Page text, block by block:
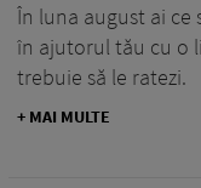
În luna august ai ce
în ajutorul tău cu o
trebuie să le ratezi.
+ MAI MULTE